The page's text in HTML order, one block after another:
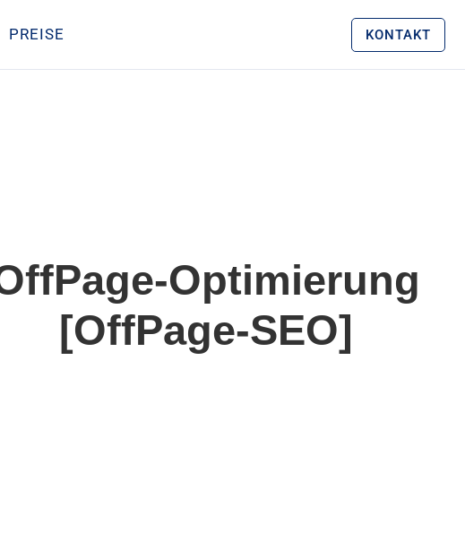
PREISE KONTAKT
Optimierung
[OffPage-SEO]